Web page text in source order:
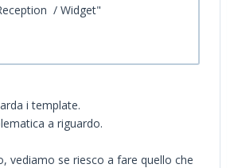
/ Widget"
i template.
a riguardo.
vediamo se riesco a fare quello che